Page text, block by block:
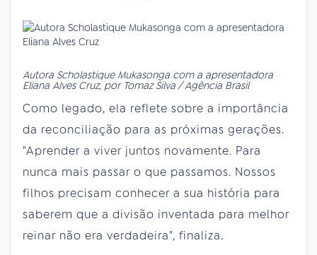
Autora Scholastique Mukasonga com a apresentadora
Eliana Alves Cruz, por Tomaz Silva / Agência Brasil
Como legado, ela reflete sobre a importância
da reconciliação para as próximas gerações.
"Aprender a viver juntos novamente. Para
nunca mais passar o que passamos. Nossos
filhos precisam conhecer a sua história para
saberem que a divisão inventada para melhor
reinar não era verdadeira", finaliza.